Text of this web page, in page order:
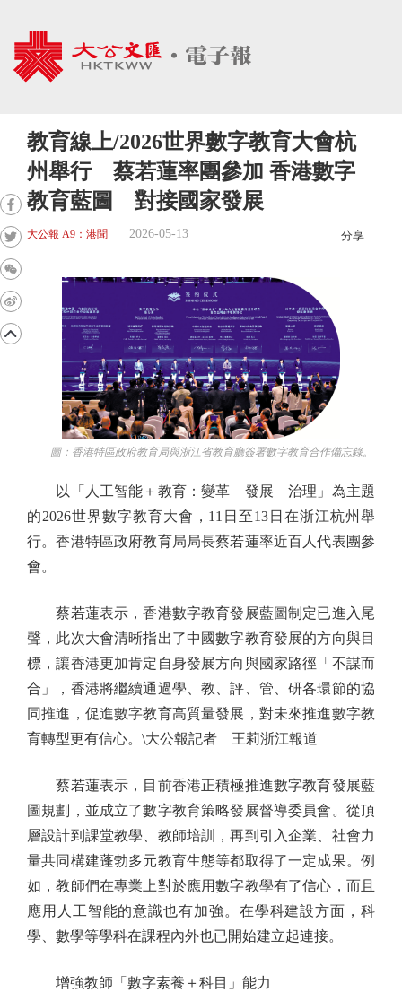
教育線上/2026世界數字教育大會杭
州舉行 蔡若蓮率團參加 香港數字
教育藍圖 對接國家發展
大公報 A9：港聞 2026-05-13 分享
圖：香港特區政府教育局與浙江省教育廳簽署數字教育合作備忘錄。
以「人工智能＋教育：變革 發展 治理」為主題
的2026世界數字教育大會，11日至13日在浙江杭州舉
行。香港特區政府教育局局長蔡若蓮率近百人代表團參
會。
蔡若蓮表示，香港數字教育發展藍圖制定已進入尾
聲，此次大會清晰指出了中國數字教育發展的方向與目
標，讓香港更加肯定自身發展方向與國家路徑「不謀而
合」，香港將繼續通過學、教、評、管、研各環節的協
同推進，促進數字教育高質量發展，對未來推進數字教
育轉型更有信心。\大公報記者 王莉浙江報道
蔡若蓮表示，目前香港正積極推進數字教育發展藍
圖規劃，並成立了數字教育策略發展督導委員會。從頂
層設計到課堂教學、教師培訓，再到引入企業、社會力
量共同構建蓬勃多元教育生態等都取得了一定成果。例
如，教師們在專業上對於應用數字教學有了信心，而且
應用人工智能的意識也有加強。在學科建設方面，科
學、數學等學科在課程內外也已開始建立起連接。
增強教師「數字素養＋科目」能力